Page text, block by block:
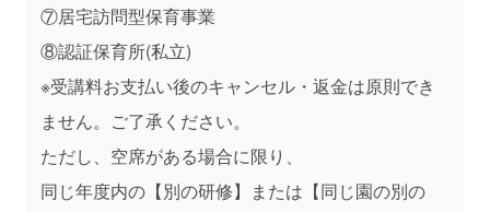
⑦居宅訪問型保育事業
⑧認証保育所(私立)
※受講料お支払い後のキャンセル・返金は原則でき
ません。ご了承ください。
ただし、空席がある場合に限り、
同じ年度内の【別の研修】または【同じ園の別の